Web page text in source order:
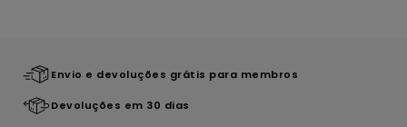
Envio e devoluções grátis para membros
Devoluções em 30 dias